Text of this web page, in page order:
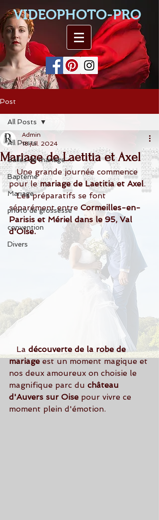
VIDEOPHOTO-PRO
Post
All Posts
Salles de mariage
Baptême
Mariage
photo de grossesse
convention
Divers
All Posts
Mariage de Laetitia et Axel
Admin
18 juil. 2024
   Une grande journée commence
pour le mariage de Laetitia et Axel.
   Les préparatifs se font
séparément entre Cormeilles-en-
Parisis et Mériel dans le 95, Val
d'Oise.
   La
découverte de la robe de
mariage est un moment magique et
nos deux amoureux on choisie le
magnifique parc du château
d'Auvers sur Oise pour vivre ce
moment plein d'émotion.